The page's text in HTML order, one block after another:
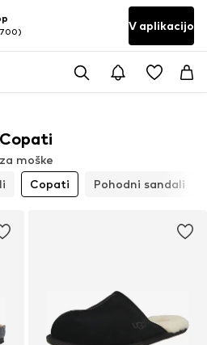
V aplikacijo
Copati
za moške
Copati Pohodni sandali